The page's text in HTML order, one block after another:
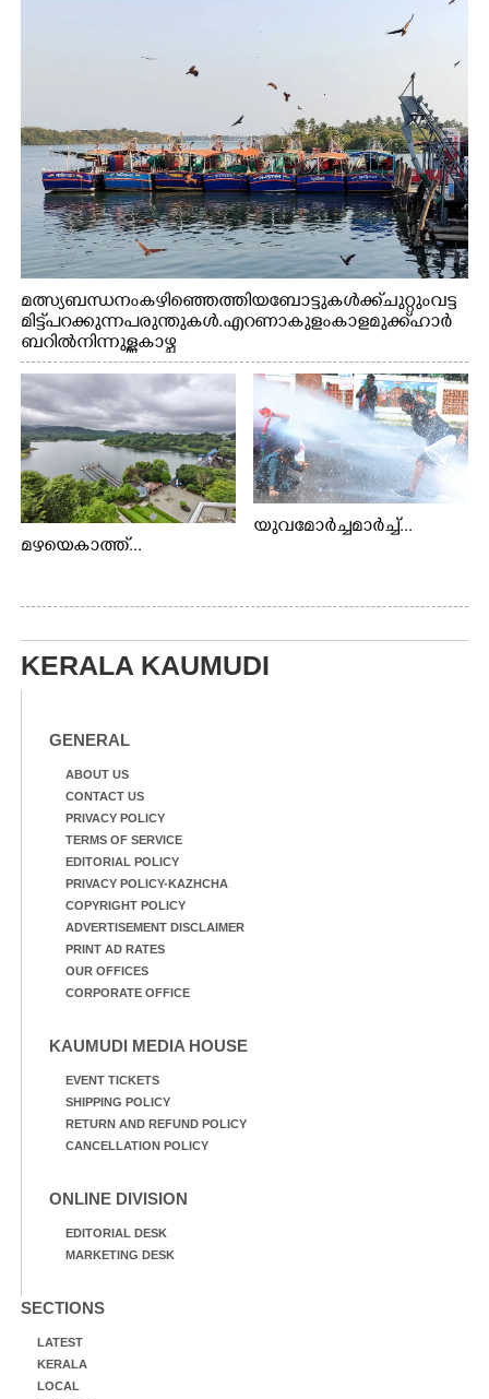
മത്സ്യബന്ധനം കഴിഞ്ഞെത്തിയ ബോട്ടുകൾക്ക് ചുറ്റും വട്ട
മിട്ട് പറക്കുന്ന പരുന്തുകൾ. എറണാകുളം കാളമുക്ക് ഹാർ
ബറിൽ നിന്നുള്ള കാഴ്ച
മഴയെകാത്ത്...
യുവമോർച്ചമാർച്ച്...
KERALA KAUMUDI
GENERAL
ABOUT US
CONTACT US
PRIVACY POLICY
TERMS OF SERVICE
EDITORIAL POLICY
PRIVACY POLICY-KAZHCHA
COPYRIGHT POLICY
ADVERTISEMENT DISCLAIMER
PRINT AD RATES
OUR OFFICES
CORPORATE OFFICE
KAUMUDI MEDIA HOUSE
EVENT TICKETS
SHIPPING POLICY
RETURN AND REFUND POLICY
CANCELLATION POLICY
ONLINE DIVISION
EDITORIAL DESK
MARKETING DESK
SECTIONS
LATEST
KERALA
LOCAL